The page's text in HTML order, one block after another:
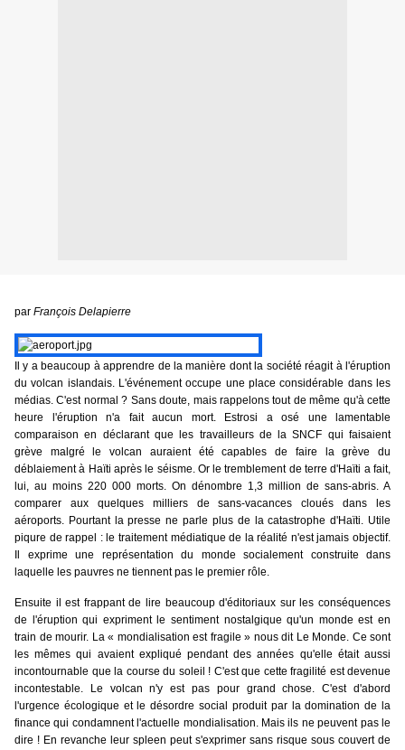
par François Delapierre
Il y a beaucoup à apprendre de la manière dont la société réagit à l'éruption
du volcan islandais. L'événement occupe une place considérable dans les
médias. C'est normal ? Sans doute, mais rappelons tout de même qu'à cette
heure l'éruption n'a fait aucun mort. Estrosi a osé une lamentable
comparaison en déclarant que les travailleurs de la SNCF qui faisaient
grève malgré le volcan auraient été capables de faire la grève du
déblaiement à Haïti après le séisme. Or le tremblement de terre d'Haïti a fait,
lui, au moins 220 000 morts. On dénombre 1,3 million de sans-abris. A
comparer aux quelques milliers de sans-vacances cloués dans les
aéroports. Pourtant la presse ne parle plus de la catastrophe d'Haïti. Utile
piqure de rappel : le traitement médiatique de la réalité n'est jamais objectif.
Il exprime une représentation du monde socialement construite dans
laquelle les pauvres ne tiennent pas le premier rôle.
Ensuite il est frappant de lire beaucoup d'éditoriaux sur les conséquences
de l'éruption qui expriment le sentiment nostalgique qu'un monde est en
train de mourir. La « mondialisation est fragile » nous dit Le Monde. Ce sont
les mêmes qui avaient expliqué pendant des années qu'elle était aussi
incontournable que la course du soleil ! C'est que cette fragilité est devenue
incontestable. Le volcan n'y est pas pour grand chose. C'est d'abord
l'urgence écologique et le désordre social produit par la domination de la
finance qui condamnent l'actuelle mondialisation. Mais ils ne peuvent pas le
dire ! En revanche leur spleen peut s'exprimer sans risque sous couvert de